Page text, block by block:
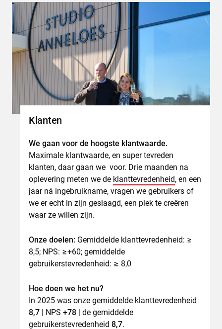
Klanten
We gaan voor de hoogste klantwaarde.
Maximale klantwaarde, en super tevreden
klanten, daar gaan we voor. Drie maanden na
oplevering meten we de klanttevredenheid, en een
jaar ná ingebruikname, vragen we gebruikers of
we er echt in zijn geslaagd, een plek te creëren
waar ze willen zijn.
Onze doelen: Gemiddelde klanttevredenheid: ≥
8,5; NPS: ≥+60; gemiddelde
gebruikerstevredenheid: ≥ 8,0
Hoe doen we het nu?
In 2025 was onze gemiddelde klanttevredenheid
8,7 | NPS +78 | de gemiddelde
gebruikerstevredenheid 8,7.